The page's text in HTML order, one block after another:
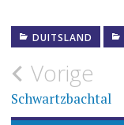
DUITSLAND
Bericht
navigatie
Vorige
Schwartzbachtal